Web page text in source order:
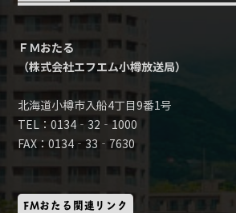
ＦＭおたる
（株式会社エフエム小樽放送局）
北海道小樽市入船4丁目9番1号
TEL：0134‐32‐1000
FAX：0134‐33‐7630
FMおたる関連リンク